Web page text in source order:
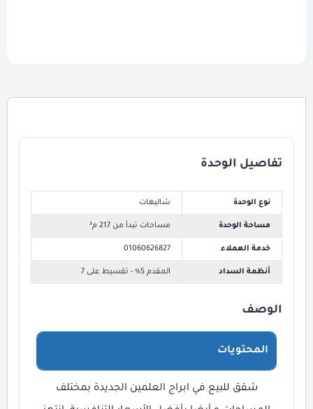
تفاصيل الوحدة
نوع الوحدة شاليهات
مساحة الوحدة مساحات تبدأ من 217 م²
خدمة العملاء 01060626827
أنظمة السداد المقدم 5% - تقسيط على 7
الوصف
المحتويات
شقق للبيع في ابراج العلمين الجديدة بمختلف